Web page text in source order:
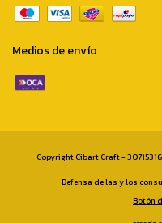
Medios de envío
Copyright Cibart Craft -
Defensa de las y los
Botón